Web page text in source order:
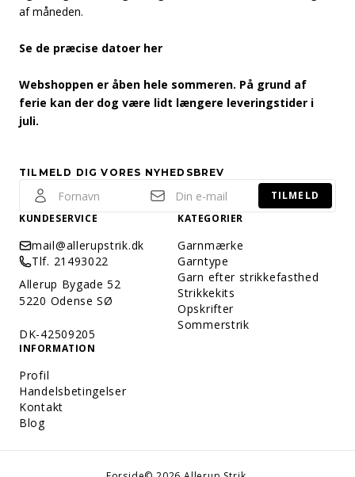
af måneden.
Se de præcise datoer her
Webshoppen er åben hele sommeren. På grund af
ferie kan der dog være lidt længere leveringstider i
juli.
TILMELD DIG VORES NYHEDSBREV
TILMELD
KUNDESERVICE
mail@allerupstrik.dk
Tlf. 21493022
Allerup Bygade 52
5220 Odense SØ
DK-42509205
KATEGORIER
Garnmærke
Garntype
Garn efter strikkefasthed
Strikkekits
Opskrifter
Sommerstrik
INFORMATION
Profil
Handelsbetingelser
Kontakt
Blog